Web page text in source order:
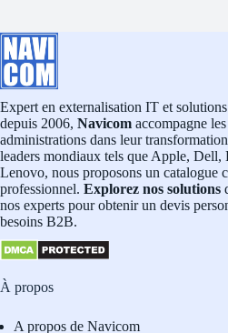
Expert en externalisation IT et
depuis 2006, Navicom accompagne
administrations dans leur
leaders mondiaux tels que Apple, Dell,
Lenovo, nous proposons un catalogue
professionnel. Explorez nos solutions
nos experts pour obtenir un devis
besoins B2B.
À propos
A propos de Navicom